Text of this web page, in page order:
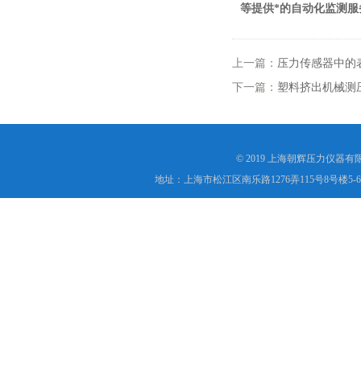
等提供*的自动化监测
上一篇： 压力传感器中的
下一篇： 塑料挤出机械测
© 2019 上海朝辉压力仪器有
地址：上海市松江区南乐路1276弄115号8号楼5-